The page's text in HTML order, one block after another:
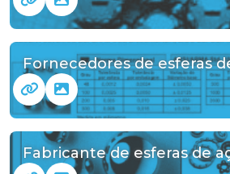
Fornecedores de esferas
Fabricante de esferas de